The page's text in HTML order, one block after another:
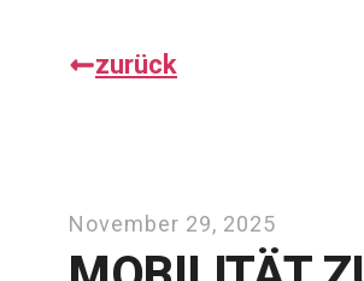
zurück
November 29, 2025